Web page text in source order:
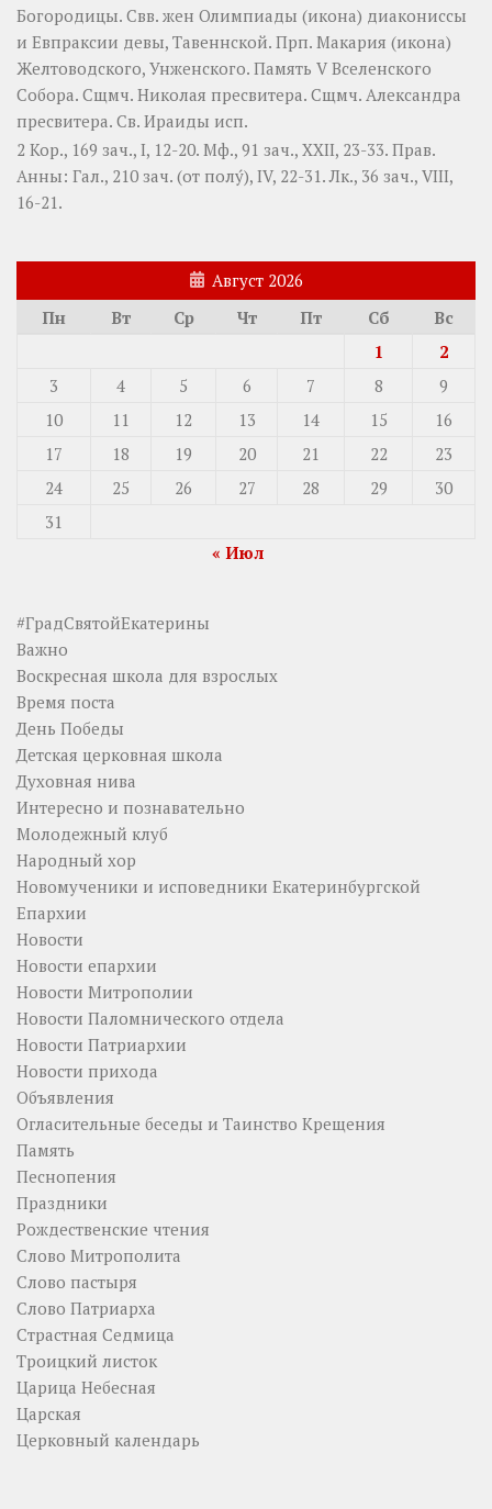
Богородицы. Свв. жен Олимпиады (икона) диакониссы
и Евпраксии девы, Тавеннской. Прп. Макария (икона)
Желтоводского, Унженского. Память V Вселенского
Собора. Сщмч. Николая пресвитера. Сщмч. Александра
пресвитера. Св. Ираиды исп.
2 Кор., 169 зач., I, 12-20. Мф., 91 зач., XXII, 23-33. Прав.
Анны: Гал., 210 зач. (от полу́), IV, 22-31. Лк., 36 зач., VIII,
16-21.
Август 2026
Пн
Вт Ср Чт Пт Сб
Вс
1
2
3
4 5 6 7 8
9
10
11 12 13 14 15
16
17
18 19 20 21 22
23
24
25 26 27 28 29
30
31
« Июл
#ГрадСвятойЕкатерины
Важно
Воскресная школа для взрослых
Время поста
День Победы
Детская церковная школа
Духовная нива
Интересно и познавательно
Молодежный клуб
Народный хор
Новомученики и исповедники Екатеринбургской
Епархии
Новости
Новости епархии
Новости Митрополии
Новости Паломнического отдела
Новости Патриархии
Новости прихода
Объявления
Огласительные беседы и Таинство Крещения
Память
Песнопения
Праздники
Рождественские чтения
Слово Митрополита
Слово пастыря
Слово Патриарха
Страстная Седмица
Троицкий листок
Царица Небесная
Царская
Церковный календарь